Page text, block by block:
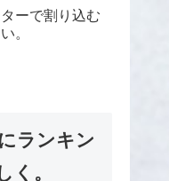
ーで割り込む
。
ランキン
く。